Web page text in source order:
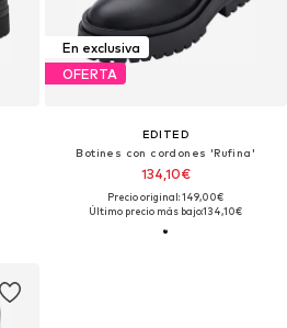
En exclusiva
OFERTA
EDITED
Botines con cordones 'Rufina'
134,10€
Precio original: 149,00€
Último precio más bajo:134,10€